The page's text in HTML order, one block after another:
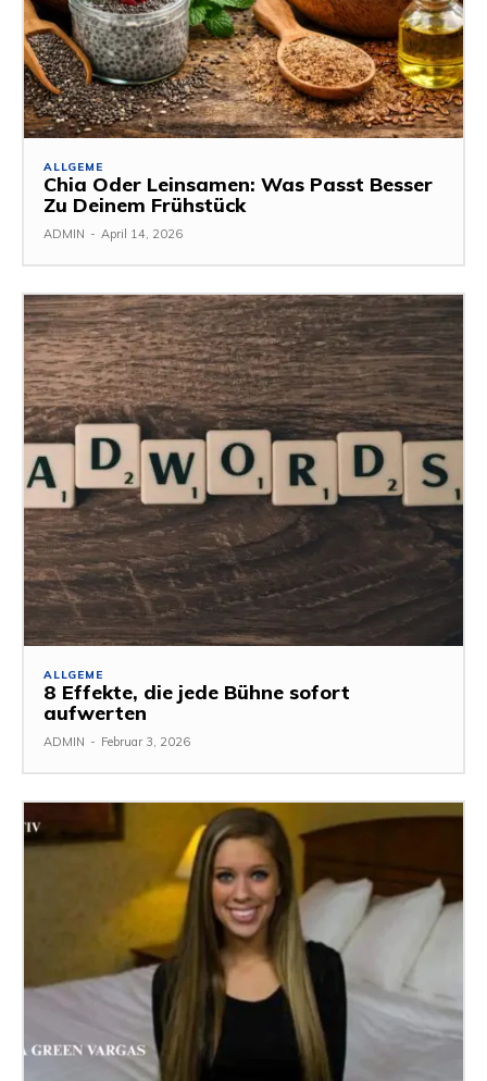
ALLGEME
Chia Oder Leinsamen: Was Passt Besser
Zu Deinem Frühstück
ADMIN - April 14, 2026
ALLGEME
8 Effekte, die jede Bühne sofort
aufwerten
ADMIN - Februar 3, 2026